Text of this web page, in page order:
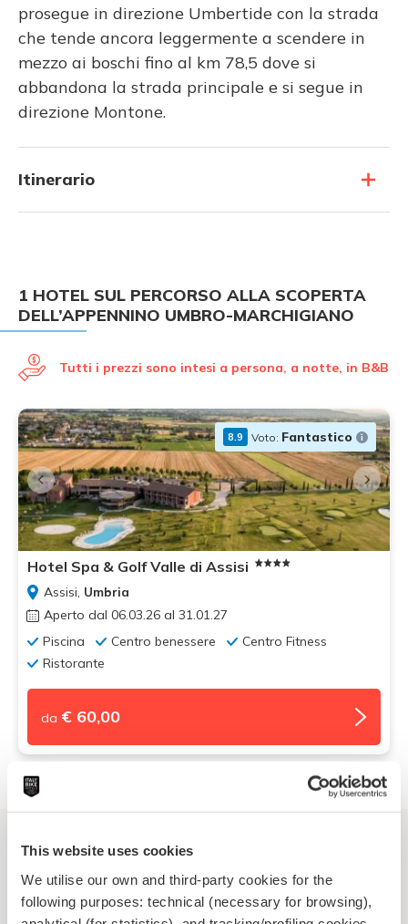
This website uses cookies
We utilise our own and third-party cookies for the
following purposes: technical (necessary for browsing),
prosegue in direzione Umbertide con la strada
che tende ancora leggermente a scendere in
mezzo ai boschi fino al km 78,5 dove si
abbandona la strada principale e si segue in
direzione Montone.
Itinerario
1 HOTEL SUL PERCORSO ALLA SCOPERTA
DELL’APPENNINO UMBRO-MARCHIGIANO
Tutti i prezzi sono intesi a persona, a notte, in B&B
8.9 Voto: Fantastico
Hotel Spa & Golf Valle di Assisi
Assisi, Umbria
Aperto dal 06.03.26 al 31.01.27
Piscina
Centro benessere
Centro Fitness
Ristorante
da € 60,00